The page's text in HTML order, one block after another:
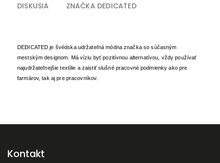
DISKUSIA ZNAČKA DEDICATED
DEDICATED je švédska udržateľná módna značka so súčasným
mestským designom. Má víziu byť pozitívnou alternatívou, vždy používať
najudržateľnejšie textílie a zaistiť slušné pracovné podmienky ako pre
farmárov, tak aj pre pracovníkov.
Kontakt